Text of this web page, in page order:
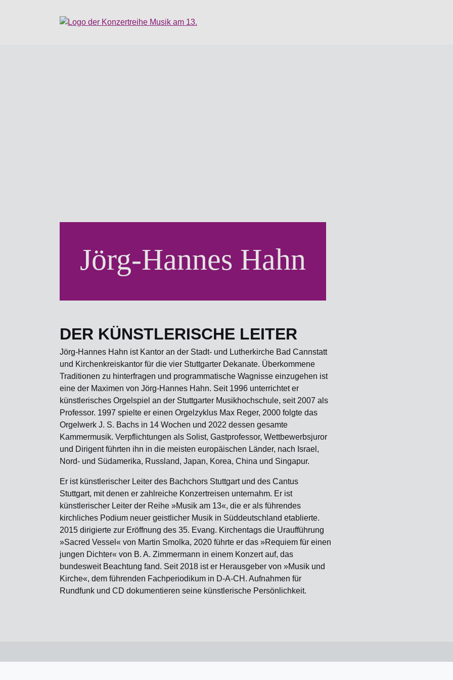
Jörg-Hannes Hahn
DER KÜNSTLERISCHE LEITER
Jörg-Hannes Hahn ist Kantor an der Stadt- und Lutherkirche Bad Cannstatt
und Kirchenkreiskantor für die vier Stuttgarter Dekanate. Überkommene
Traditionen zu hinterfragen und programmatische Wagnisse einzugehen ist
eine der Maximen von Jörg-Hannes Hahn. Seit 1996 unterrichtet er
künstlerisches Orgelspiel an der Stuttgarter Musikhochschule, seit 2007 als
Professor. 1997 spielte er einen Orgelzyklus Max Reger, 2000 folgte das
Orgelwerk J. S. Bachs in 14 Wochen und 2022 dessen gesamte
Kammermusik. Verpflichtungen als Solist, Gastprofessor, Wettbewerbsjuror
und Dirigent führten ihn in die meisten europäischen Länder, nach Israel,
Nord- und Südamerika, Russland, Japan, Korea, China und Singapur.
Er ist künstlerischer Leiter des Bachchors Stuttgart und des Cantus
Stuttgart, mit denen er zahlreiche Konzertreisen unternahm. Er ist
künstlerischer Leiter der Reihe »Musik am 13«, die er als führendes
kirchliches Podium neuer geistlicher Musik in Süddeutschland etablierte.
2015 dirigierte zur Eröffnung des 35. Evang. Kirchentags die Uraufführung
»Sacred Vessel« von Martin Smolka, 2020 führte er das »Requiem für einen
jungen Dichter« von B. A. Zimmermann in einem Konzert auf, das
bundesweit Beachtung fand. Seit 2018 ist er Herausgeber von »Musik und
Kirche«, dem führenden Fachperiodikum in D-A-CH. Aufnahmen für
Rundfunk und CD dokumentieren seine künstlerische Persönlichkeit.